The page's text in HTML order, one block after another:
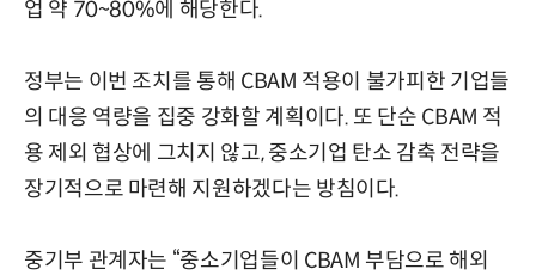
업 약 70~80%에 해당한다.
정부는 이번 조치를 통해 CBAM 적용이 불가피한 기업들
의 대응 역량을 집중 강화할 계획이다. 또 단순 CBAM 적
용 제외 협상에 그치지 않고, 중소기업 탄소 감축 전략을
장기적으로 마련해 지원하겠다는 방침이다.
중기부 관계자는 “중소기업들이 CBAM 부담으로 해외